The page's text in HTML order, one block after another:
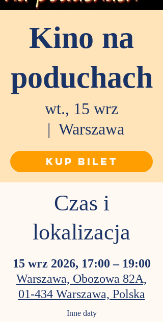
Kino na
poduchach
wt., 15 wrz
  |
Warszawa
KUP BILET
Czas i
lokalizacja
15 wrz 2026, 17:00 – 19:00
Warszawa, Obozowa 82A,
01-434 Warszawa, Polska
Inne daty